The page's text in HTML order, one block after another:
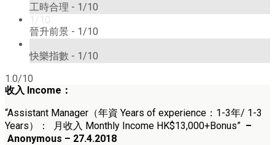
工時合理 - 1/10
1/10
晉升前景 - 1/10
快樂指數 - 1/10
1.0/10
收入 Income ：
“Assistant Manager（年資 Years of experience：1-3年/ 1-3
Years） ： 月收入 Monthly Income HK$13,000+Bonus” –
Anonymous – 27.4.2018